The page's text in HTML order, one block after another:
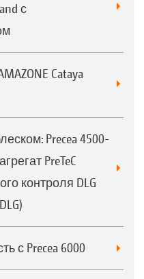
с
Cataya
Precea 4500-
PreTeC
контроля DLG
с Precea 6000